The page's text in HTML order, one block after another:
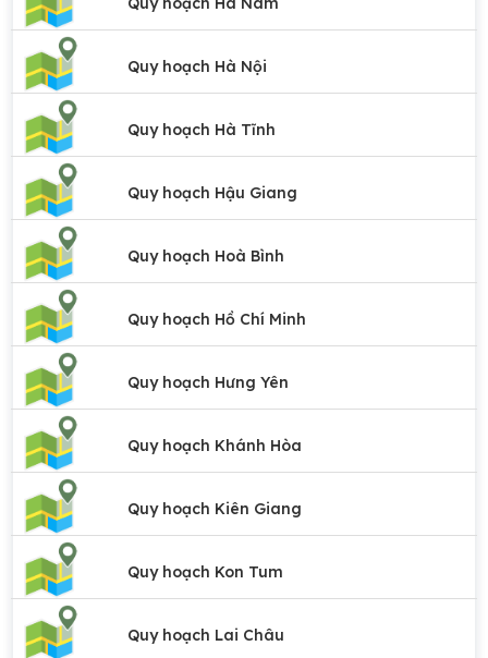
Quy hoạch Hà Nội
Quy hoạch Hà Tĩnh
Quy hoạch Hậu Giang
Quy hoạch Hoà Bình
Quy hoạch Hồ Chí Minh
Quy hoạch Hưng Yên
Quy hoạch Khánh Hòa
Quy hoạch Kiên Giang
Quy hoạch Kon Tum
Quy hoạch Lai Châu